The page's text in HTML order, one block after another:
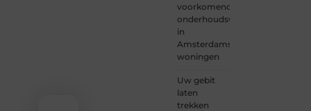
voorkomende
onderhoudswerkzaamheden
in
Amsterdamse
woningen
Uw gebit
laten
trekken